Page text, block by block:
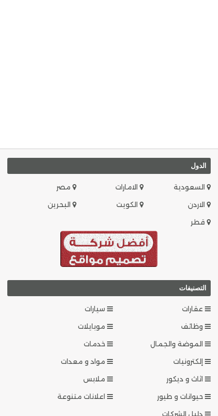
الدول
السعودية الامارات
مصر
الاردن
الكويت
البحرين
قطر
التصنيفات
عقارات
سيارات
وظائف
موبايلات
الموضة والجمال
خدمات
إلكترونيات
مواد و معدات
اثاث و ديكور
ملابس
حيوانات و طيور
اعلانات متنوعة
دليل الشركات